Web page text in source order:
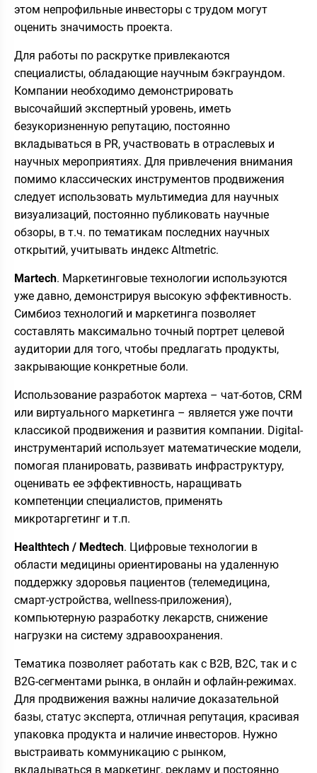
этом непрофильные инвесторы с трудом могут
оценить значимость проекта.
Для работы по раскрутке привлекаются
специалисты, обладающие научным бэкграундом.
Компании необходимо демонстрировать
высочайший экспертный уровень, иметь
безукоризненную репутацию, постоянно
вкладываться в PR, участвовать в отраслевых и
научных мероприятиях. Для привлечения внимания
помимо классических инструментов продвижения
следует использовать мультимедиа для научных
визуализаций, постоянно публиковать научные
обзоры, в т.ч. по тематикам последних научных
открытий, учитывать индекс Altmetric.
Martech. Маркетинговые технологии используются
уже давно, демонстрируя высокую эффективность.
Симбиоз технологий и маркетинга позволяет
составлять максимально точный портрет целевой
аудитории для того, чтобы предлагать продукты,
закрывающие конкретные боли.
Использование разработок мартеха – чат-ботов, CRM
или виртуального маркетинга – является уже почти
классикой продвижения и развития компании. Digital-
инструментарий использует математические модели,
помогая планировать, развивать инфраструктуру,
оценивать ее эффективность, наращивать
компетенции специалистов, применять
микротаргетинг и т.п.
Healthtech / Medtech. Цифровые технологии в
области медицины ориентированы на удаленную
поддержку здоровья пациентов (телемедицина,
смарт-устройства, wellness-приложения),
компьютерную разработку лекарств, снижение
нагрузки на систему здравоохранения.
Тематика позволяет работать как с B2B, B2C, так и с
B2G-сегментами рынка, в онлайн и офлайн-режимах.
Для продвижения важны наличие доказательной
базы, статус эксперта, отличная репутация, красивая
упаковка продукта и наличие инвесторов. Нужно
выстраивать коммуникацию с рынком,
вкладываться в маркетинг, рекламу и постоянно